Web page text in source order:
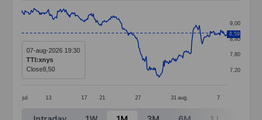
Line chart with 299 data points.
The chart has 1 X axis displaying categories.
The chart has 1 Y axis displaying values. Data
jul. 13 17 21 27 31 aug. 7
7,20
7,80
8,40
9,00
8,59
07-aug-2026 19:30
TTI:xnys
Close8,50
End of interactive chart.